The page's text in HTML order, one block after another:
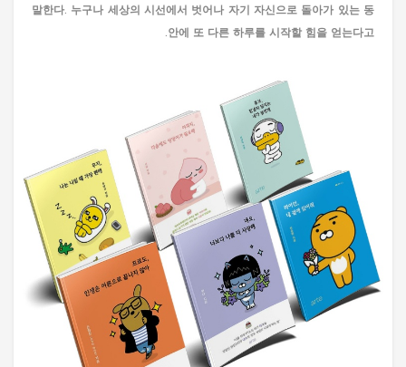
말한다. 누구나 세상의 시선에서 벗어나 자기 자신으로 돌아가 있는 동
안에 또 다른 하루를 시작할 힘을 얻는다고.